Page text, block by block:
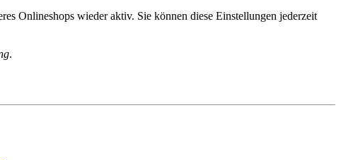
Onlineshops wieder aktiv. Sie können diese Einstellungen jederzeit
.